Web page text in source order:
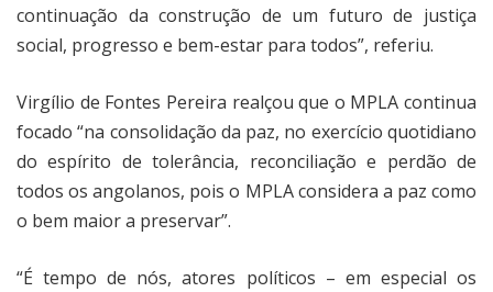
continuação da construção de um futuro de justiça
social, progresso e bem-estar para todos”, referiu.
Virgílio de Fontes Pereira realçou que o MPLA continua
focado “na consolidação da paz, no exercício quotidiano
do espírito de tolerância, reconciliação e perdão de
todos os angolanos, pois o MPLA considera a paz como
o bem maior a preservar”.
“É tempo de nós, atores políticos – em especial os